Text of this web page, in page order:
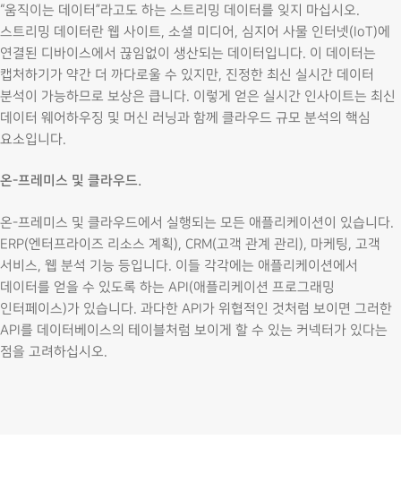
“움직이는 데이터”라고도 하는 스트리밍 데이터를 잊지 마십시오.
스트리밍 데이터란 웹 사이트, 소셜 미디어, 심지어 사물 인터넷(IoT)에
연결된 디바이스에서 끊임없이 생산되는 데이터입니다. 이 데이터는
캡처하기가 약간 더 까다로울 수 있지만, 진정한 최신 실시간 데이터
분석이 가능하므로 보상은 큽니다. 이렇게 얻은 실시간 인사이트는 최신
데이터 웨어하우징 및 머신 러닝과 함께 클라우드 규모 분석의 핵심
요소입니다.
온-프레미스 및 클라우드.
온-프레미스 및 클라우드에서 실행되는 모든 애플리케이션이 있습니다.
ERP(엔터프라이즈 리소스 계획), CRM(고객 관계 관리), 마케팅, 고객
서비스, 웹 분석 기능 등입니다. 이들 각각에는 애플리케이션에서
데이터를 얻을 수 있도록 하는 API(애플리케이션 프로그래밍
인터페이스)가 있습니다. 과다한 API가 위협적인 것처럼 보이면 그러한
API를 데이터베이스의 테이블처럼 보이게 할 수 있는 커넥터가 있다는
점을 고려하십시오.